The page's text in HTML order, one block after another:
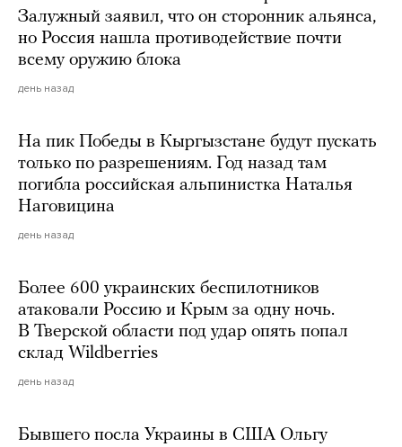
Залужный заявил, что он сторонник альянса,
но Россия нашла противодействие почти
всему оружию блока
день назад
На пик Победы в Кыргызстане будут пускать
только по разрешениям. Год назад там
погибла российская альпинистка Наталья
Наговицина
день назад
Более 600 украинских беспилотников
атаковали Россию и Крым за одну ночь.
В Тверской области под удар опять попал
склад Wildberries
день назад
Бывшего посла Украины в США Ольгу